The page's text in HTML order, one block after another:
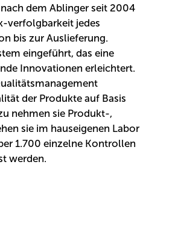
dem Ablinger seit 2004
verfolgbarkeit jedes
bis zur Auslieferung.
eingeführt, das eine
Innovationen erleichtert.
der Produkte auf Basis
nehmen sie Produkt-,
sie im hauseigenen Labor
1.700 einzelne Kontrollen
werden.